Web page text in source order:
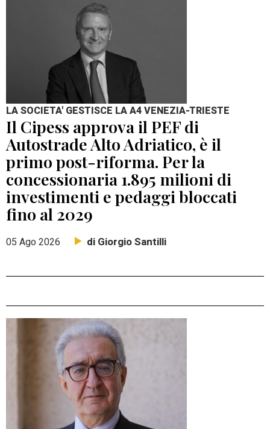
LA SOCIETA' GESTISCE LA A4 VENEZIA-TRIESTE
Il Cipess approva il PEF di
Autostrade Alto Adriatico, è il
primo post-riforma. Per la
concessionaria 1.895 milioni di
investimenti e pedaggi bloccati
fino al 2029
05 Ago 2026 di Giorgio Santilli